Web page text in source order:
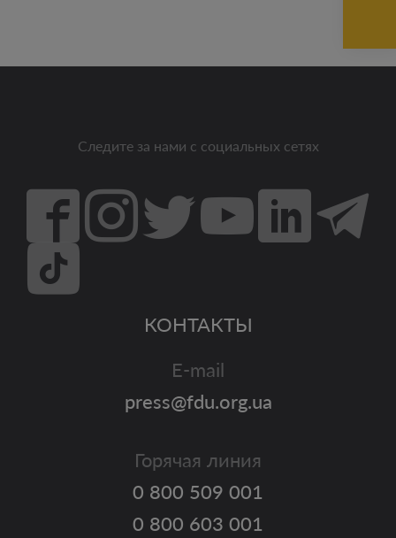
Следите за нами с социальных сетях
КОНТАКТЫ
E-mail
press@fdu.org.ua
Горячая линия
0 800 509 001
0 800 603 001